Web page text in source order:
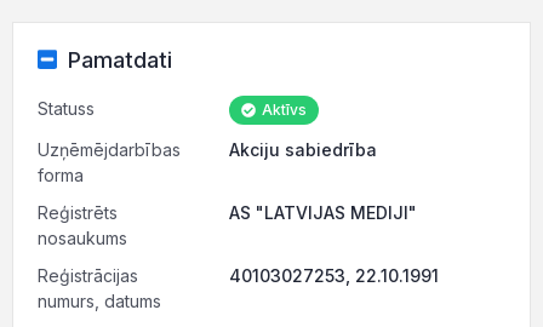
Pamatdati
Statuss Aktīvs
Uzņēmējdarbības
forma
Akciju sabiedrība
Reģistrēts
nosaukums
AS "LATVIJAS MEDIJI"
Reģistrācijas
numurs, datums
40103027253, 22.10.1991